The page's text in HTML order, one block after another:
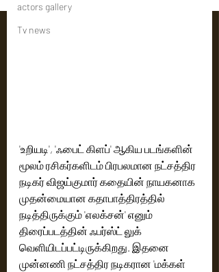
actors gallery
Tv news
'உறியடி', 'ஃபைட் கிளப்' ஆகிய படங்களின்
மூலம் ரசிகர்களிடம் பிரபலமான நட்சத்திர
நடிகர் விஜய்குமார் கதையின் நாயகனாக
முதன்மையான கதாபாத்திரத்தில்
நடித்திருக்கும் 'எலக்சன்' எனும்
திரைப்படத்தின் ஃபர்ஸ்ட் லுக்
வெளியிடப்பட்டிருக்கிறது.‌ இதனை
முன்னணி நட்சத்திர நடிகரான 'மக்கள்